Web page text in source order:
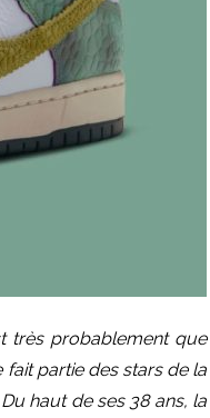
très probablement que
fait partie des stars de la
haut de ses 38 ans, la